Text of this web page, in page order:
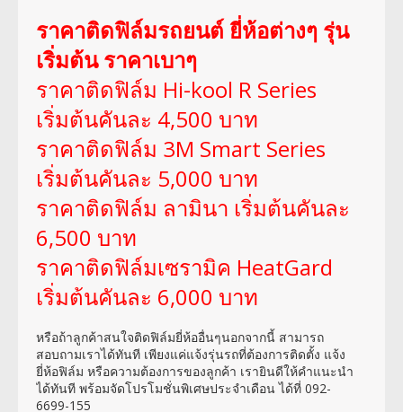
ราคาติดฟิล์มรถยนต์ ยี่ห้อต่างๆ รุ่น
เริ่มต้น ราคาเบาๆ
ราคาติดฟิล์ม Hi-kool R Series
เริ่มต้นคันละ 4,500 บาท
ราคาติดฟิล์ม 3M Smart Series
เริ่มต้นคันละ 5,000 บาท
ราคาติดฟิล์ม ลามินา เริ่มต้นคันละ
6,500 บาท
ราคาติดฟิล์มเซรามิค HeatGard
เริ่มต้นคันละ 6,000 บาท
หรือถ้าลูกค้าสนใจติดฟิล์มยี่ห้ออื่นๆนอกจากนี้ สามารถ
สอบถามเราได้ทันที เพียงแค่แจ้งรุ่นรถที่ต้องการติดตั้ง แจ้ง
ยี่ห้อฟิล์ม หรือความต้องการของลูกค้า เรายินดีให้คำแนะนำ
ได้ทันที พร้อมจัดโปรโมชั่นพิเศษประจำเดือน ได้ที่ 092-
6699-155